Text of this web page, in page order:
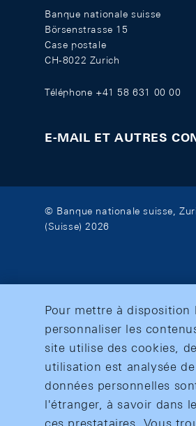
Banque nationale suisse
Börsenstrasse 15
Case postale
CH-8022 Zurich
Téléphone +41 58 631 00 00
E-MAIL ET AUTRES
© Banque nationale suisse,
(Suisse) 2026
Pour mettre à disposition
personnaliser les
site utilise des cookies,
utilisation est analysée
données personnelles
l'étranger, à savoir dans